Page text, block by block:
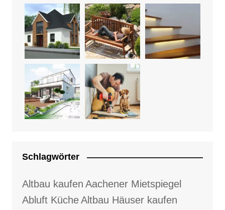
Schlagwörter
Altbau kaufen Aachener Mietspiegel
Abluft KücheAltbau Häuser kaufen